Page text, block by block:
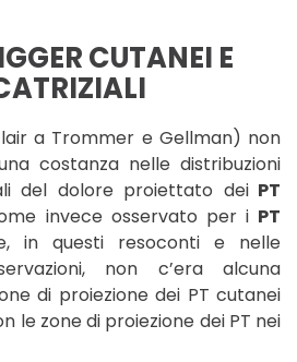
CUTANEI E
a Trommer e Gellman) non
costanza nelle distribuzioni
del dolore proiettato deiPT
invece osservato per i PT
in questi resoconti e nelle
non c’era alcuna
di proiezione dei PT cutanei
le zone di proiezione dei PT nei